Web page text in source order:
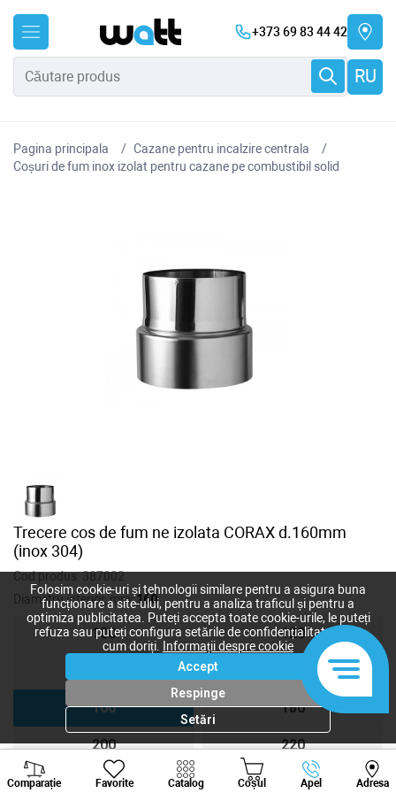
+373 69 83 44 42
RU
Pagina principala
Cazane pentru incalzire centrala
Coșuri de fum inox izolat pentru cazane pe combustibil solid
Trecere cos de fum ne izolata CORAX d.160mm
(inox 304)
Cod produs:387002
Diametru interior, mm:160
100 120
160 180
200 220
250 300
Comparație Favorite Catalog Coșul Apel Adresa
Viber Whatsapp
Folosim cookie-uri și tehnologii similare pentru a asigura buna
funcționare a site-ului, pentru a analiza traficul și pentru a
optimiza publicitatea. Puteți accepta toate cookie-urile, le puteți
refuza sau puteți configura setările de confidențialitate după
cum doriți.
Informații despre cookie
Accept
Respinge
Setări